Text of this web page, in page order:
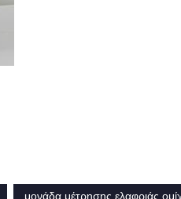
μονάδα μέτρησης ελαφριάς